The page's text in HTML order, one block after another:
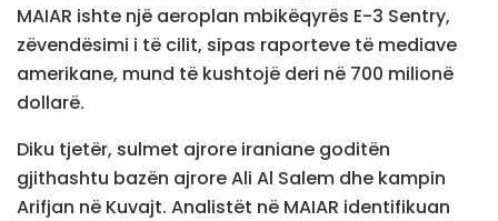
MAIAR ishte një aeroplan mbikëqyrës E-3 Sentry,
zëvendësimi i të cilit, sipas raporteve të mediave
amerikane, mund të kushtojë deri në 700 milionë
dollarë.
Diku tjetër, sulmet ajrore iraniane goditën
gjithashtu bazën ajrore Ali Al Salem dhe kampin
Arifjan në Kuvajt. Analistët në MAIAR identifikuan